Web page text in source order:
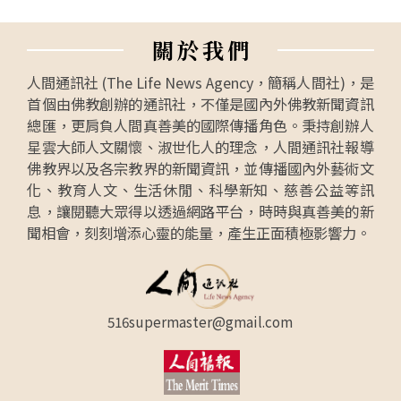
關於我們
人間通訊社 (The Life News Agency，簡稱人間社)，是
首個由佛教創辦的通訊社，不僅是國內外佛教新聞資訊
總匯，更肩負人間真善美的國際傳播角色。秉持創辦人
星雲大師人文關懷、淑世化人的理念，人間通訊社報導
佛教界以及各宗教界的新聞資訊，並傳播國內外藝術文
化、教育人文、生活休閒、科學新知、慈善公益等訊
息，讓閱聽大眾得以透過網路平台，時時與真善美的新
聞相會，刻刻增添心靈的能量，產生正面積極影響力。
516supermaster@gmail.com